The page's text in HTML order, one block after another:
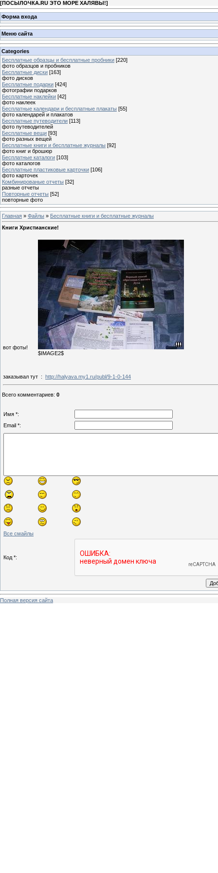
[ПОСЫЛОЧКА.RU ЭТО МОРЕ ХАЛЯВЫ!]
Форма входа
Меню сайта
Categories
Бесплатные образцы и бесплатные пробники [220]
фото образцов и пробников
Бесплатные диски [163]
фото дисков
Бесплатные подарки [424]
фотографии подарков
Бесплатные наклейки [42]
фото наклеек
Бесплатные календари и бесплатные плакаты [55]
фото календарей и плакатов
Бесплатные путеводители [113]
фото путеводителей
Бесплатные вещи [93]
фото разных вещей
Бесплатные книги и бесплатные журналы [92]
фото книг и брошюр
Бесплатные каталоги [103]
фото каталогов
Бесплатные пластиковые карточки [106]
фото карточек
Комбинированые отчеты [32]
разные отчеты
Повторные отчеты [52]
повторные фото
Главная » Файлы » Бесплатные книги и бесплатные журналы
Книги Христианские!
вот фоты!
$IMAGE2$
заказывал тут : http://halyava.my1.ru/publ/9-1-0-144
Всего комментариев: 0
Имя *:
Email *:
Все смайлы
Код *:
Полная версия сайта